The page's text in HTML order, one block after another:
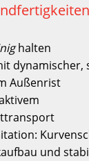
halten
dynamischer,
Außenrist
und